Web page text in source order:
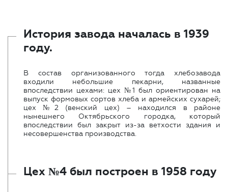
История завода началась в 1939
году.
В состав организованного тогда хлебозавода
входили небольшие пекарни, названные
впоследствии цехами: цех №1 был ориентирован на
выпуск формовых сортов хлеба и армейских сухарей;
цех №2 (венский цех) – находился в районе
нынешнего Октябрьского городка, который
впоследствии был закрыт из-за ветхости здания и
несовершенства производства.
Цех №4 был построен в 1958 году